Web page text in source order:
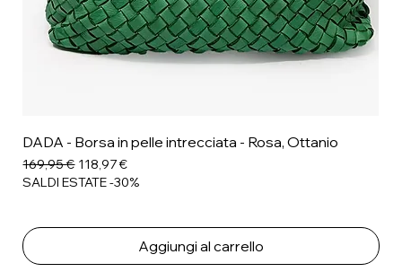
DADA - Borsa in pelle intrecciata - Rosa, Ottanio
Prezzo regolare
169,95 € Prezzo scontato
118,97 €
SALDI ESTATE -30%
Aggiungi al carrello